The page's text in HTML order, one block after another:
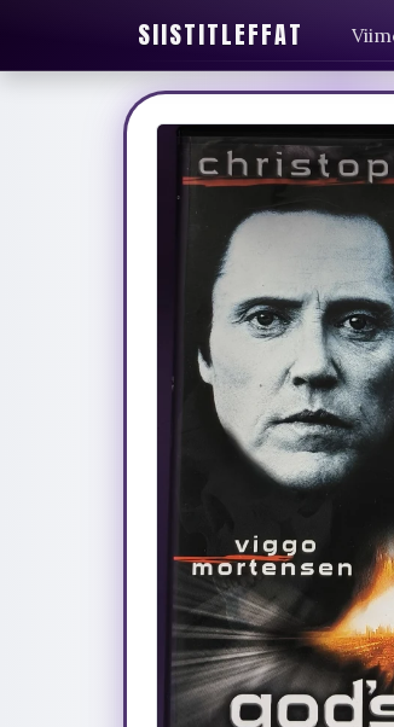
SIISTITLEFFAT